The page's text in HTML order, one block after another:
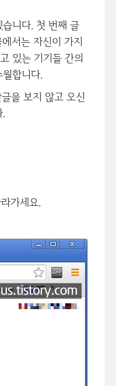
니다. 첫 번째 글
서는 자신이 가지
있는 기기들 간의
합니다.
을 보지 않고 오신
가세요.